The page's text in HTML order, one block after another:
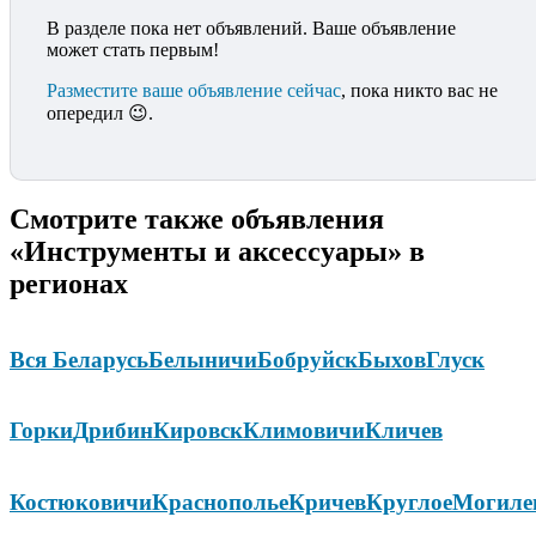
В разделе пока нет объявлений. Ваше объявление
может стать первым!
Разместите ваше объявление сейчас, пока никто вас не
опередил 😉.
Смотрите также объявления
«Инструменты и аксессуары» в
регионах
Вся БеларусьБелыничиБобруйскБыховГлуск
ГоркиДрибинКировскКлимовичиКличев
КостюковичиКраснопольеКричевКруглое